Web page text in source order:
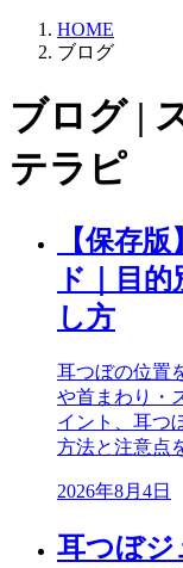
HOME
ブログ
ブログ |
テラピ
【保存
ド｜目
し方
耳つぼの位置
や首まわり・
イント、耳つ
方法と注意点
2026年8月4日
耳つぼジ